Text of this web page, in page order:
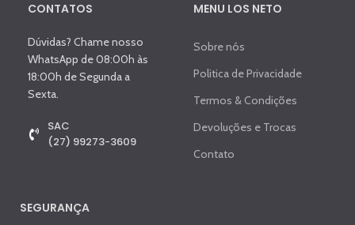
CONTATOS
Dúvidas? Chame nosso
WhatsApp de 08:00h às
18:00h de Segunda a
Sexta.
SAC
(27) 99273-3609
MENU LOS NETO
Sobre nós
Politica de Privacidade
Termos & Condições
Devoluções e Trocas
Contato
SEGURANÇA